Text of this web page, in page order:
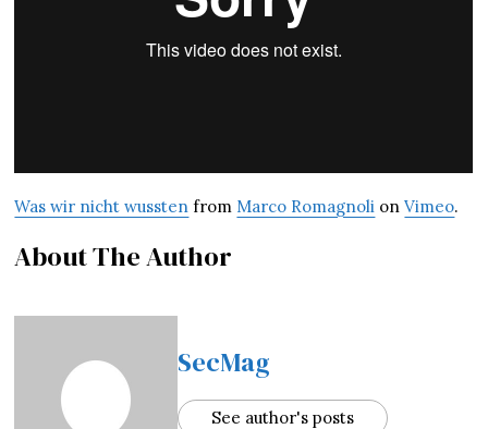
Was wir nicht wussten from Marco Romagnoli onVimeo.
About The Author
SecMag
See author's posts